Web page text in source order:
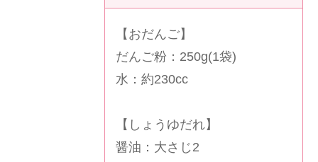
【おだんご】
だんご粉：250g(1袋)
水：約230cc
【しょうゆだれ】
醤油：大さじ2